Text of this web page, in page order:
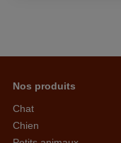
Nos produits
Chat
Chien